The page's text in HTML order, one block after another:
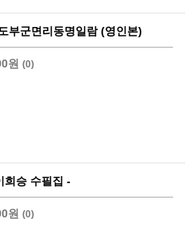
부군면리동명일람 (영인본)
원 (0)
희승 수필집 -
원 (0)